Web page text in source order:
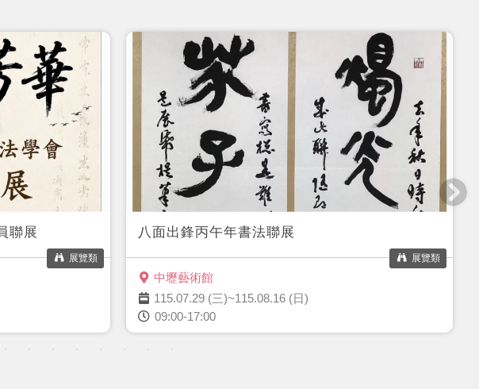
聯展
展覽類
八面出鋒丙午年書法聯展
中壢藝術館
展覽類
115.07.29 (三)~115.08.16 (日)
09:00-17:00